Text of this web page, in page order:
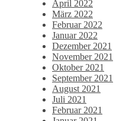
April 2022
März 2022
Februar 2022
Januar 2022
Dezember 2021
November 2021
Oktober 2021
September 2021
August 2021
Juli 2021
Februar 2021